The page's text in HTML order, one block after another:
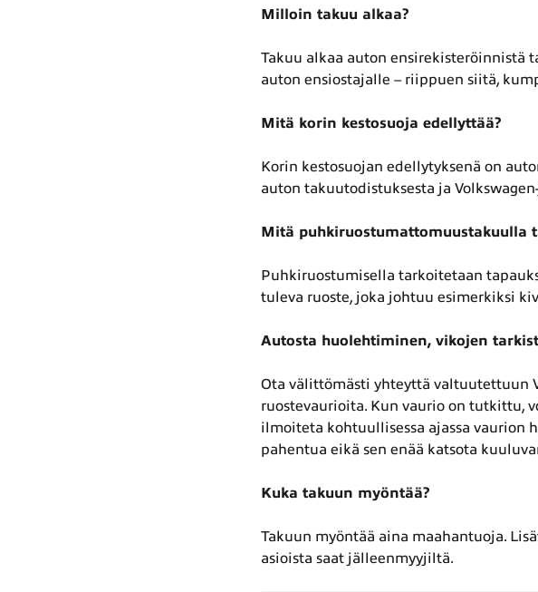
Milloin takuu alkaa?
Takuu alkaa auton ensirekisteröinnistä
auton ensiostajalle – riippuen siitä,
Mitä korin kestosuoja edellyttää?
Korin kestosuojan edellytyksenä on
auton takuutodistuksesta ja
Mitä puhkiruostumattomuustakuulla
Puhkiruostumisella tarkoitetaan
tuleva ruoste, joka johtuu esimerkiksi
Autosta huolehtiminen, vikojen
Ota välittömästi yhteyttä valtuutettuun
ruostevaurioita. Kun vaurio on tutkittu,
ilmoiteta kohtuullisessa ajassa vaurion
pahentua eikä sen enää katsota
Kuka takuun myöntää?
Takuun myöntää aina maahantuoja.
asioista saat jälleenmyyjiltä.